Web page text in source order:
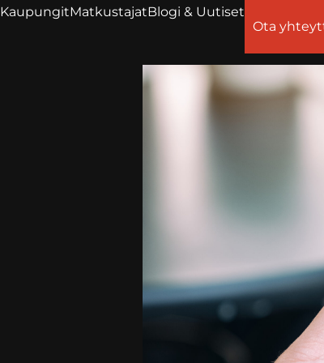
KaupungitMatkustajatBlogi & Uutiset
Ota